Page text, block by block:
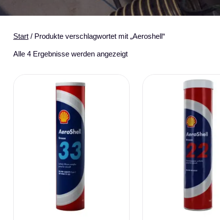
Start/ Produkte verschlagwortet mit „Aeroshell“
Alle 4 Ergebnisse werden angezeigt